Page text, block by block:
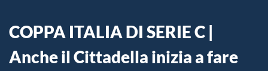
COPPA ITALIA DI SERIE C |
Anche il Cittadella inizia a fare